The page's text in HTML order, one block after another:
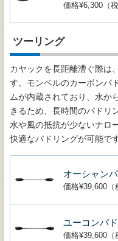
価格¥6,300（税
ツーリング
カヤックを長距離漕ぐ際は
す。モンベルのカーボンパ
ムが内蔵されており、水か
きるため、長時間のパドリ
水や風の抵抗が少ないナロ
快適なパドリングが可能です
オーシャン
価格¥39,600（
ユーコンパ
価格¥39,600（